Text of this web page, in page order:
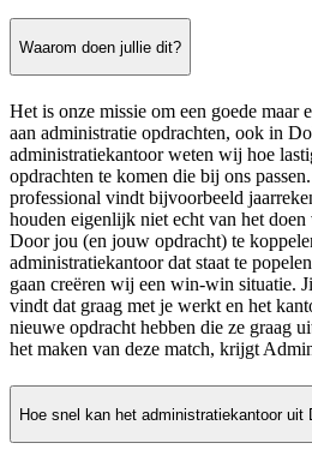
Waarom doen jullie dit?
Het is onze missie om een goede maar
aan administratie opdrachten, ook in
administratiekantoor weten wij hoe
opdrachten te komen die bij ons
professional vindt bijvoorbeeld
houden eigenlijk niet echt van het
Door jou (en jouw opdracht) te
administratiekantoor dat staat te
gaan creëren wij een win-win situatie.
vindt dat graag met je werkt en het
nieuwe opdracht hebben die ze graag
het maken van deze match, krijgt
Hoe snel kan het administratiekantoor uit